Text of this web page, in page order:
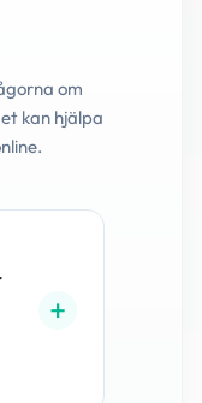
om
kan hjälpa